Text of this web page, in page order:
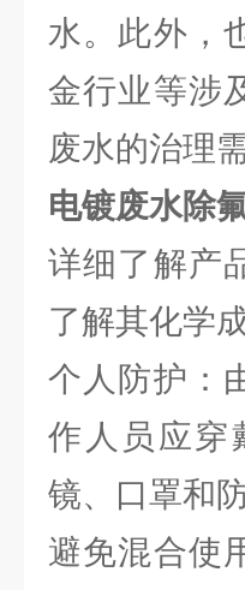
水。此外，
金行业等涉
废水的治理需
电镀废水除
详细了解产
了解其化学
个人防护：
作人员应穿
镜、口罩和
避免混合使